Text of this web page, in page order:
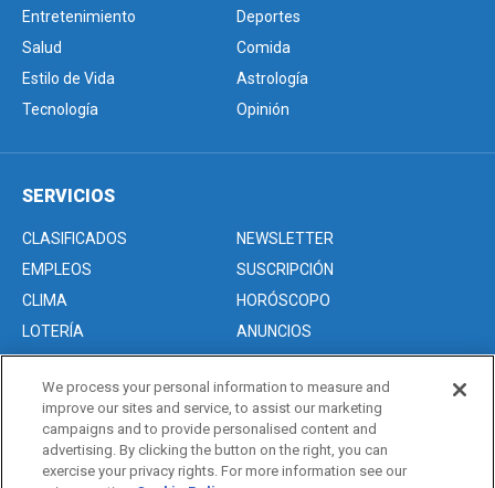
Entretenimiento
Deportes
Salud
Comida
Estilo de Vida
Astrología
Tecnología
Opinión
SERVICIOS
CLASIFICADOS
NEWSLETTER
EMPLEOS
SUSCRIPCIÓN
CLIMA
HORÓSCOPO
LOTERÍA
ANUNCIOS
Acerca de nosotros
Advertise with Us/Anuncios
Politica de Privacidad
We process your personal information to measure and
improve our sites and service, to assist our marketing
campaigns and to provide personalised content and
advertising. By clicking the button on the right, you can
exercise your privacy rights. For more information see our